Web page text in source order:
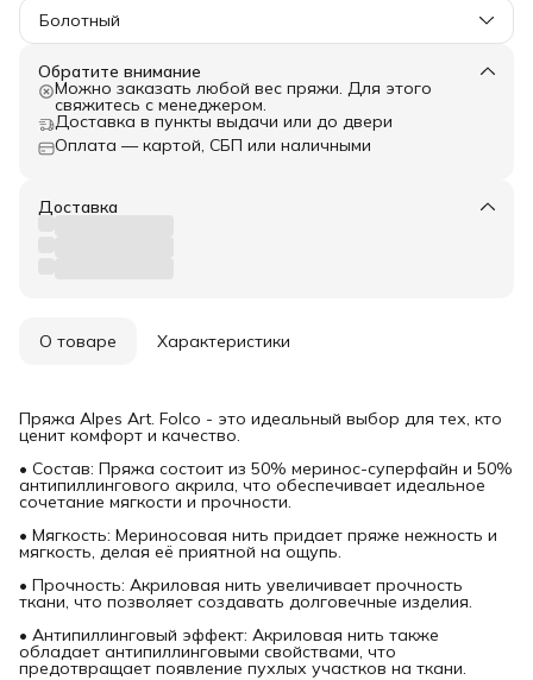
Болотный
Обратите внимание
Можно заказать любой вес пряжи. Для этого
свяжитесь с менеджером.
Доставка в пункты выдачи или до двери
Оплата — картой, СБП или наличными
Доставка
О товаре Характеристики
Пряжа Alpes Art. Folco - это идеальный выбор для тех, кто
ценит комфорт и качество.
• Состав: Пряжа состоит из 50% меринос-суперфайн и 50%
антипиллингового акрила, что обеспечивает идеальное
сочетание мягкости и прочности.
• Мягкость: Мериносовая нить придает пряже нежность и
мягкость, делая её приятной на ощупь.
• Прочность: Акриловая нить увеличивает прочность
ткани, что позволяет создавать долговечные изделия.
• Антипиллинговый эффект: Акриловая нить также
обладает антипиллинговыми свойствами, что
предотвращает появление пухлых участков на ткани.